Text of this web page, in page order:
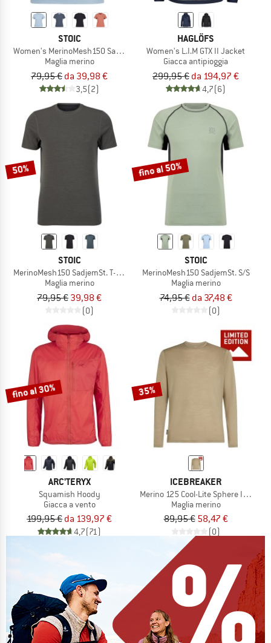
STOIC
Women's MerinoMesh150 SadjemSt. T-Shirt
Maglia merino
79,95 € da 39,98 €
3,5(2)
HAGLÖFS
Women's L.I.M GTX II Jacket
Giacca antipioggia
299,95 € da 194,97 €
4,7(6)
50%
STOIC
MerinoMesh150 SadjemSt. T-Shirt
Maglia merino
79,95 € 39,98 €
(0)
fino al 50%
STOIC
MerinoMesh150 SadjemSt. S/S
Maglia merino
74,95 € da 37,48 €
(0)
fino al 30%
ARC'TERYX
Squamish Hoody
Giacca a vento
199,95 € da 139,97 €
4,7(71)
35%
ICEBREAKER
Merino 125 Cool-Lite Sphere III
Maglia merino
89,95 € 58,47 €
(0)